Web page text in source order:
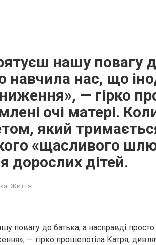
нашу повагу
навчила нас, що
— гірко
очі матері.
який
«щасливого
дорослих дітей.
Життя
повагу до батька, а насправді просто
— гірко прошепотіла Катря,